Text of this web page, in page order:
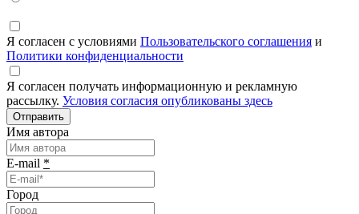
Я согласен с условиями Пользовательского соглашения и
Политики конфиденциальности
Я согласен получать информационную и рекламную
рассылку. Условия согласия опубликованы здесь
Отправить
Имя автора
E-mail *
Город